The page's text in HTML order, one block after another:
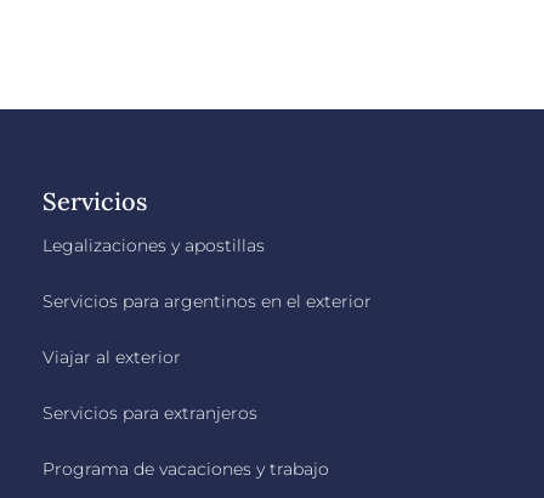
Servicios
Legalizaciones y apostillas
Servicios para argentinos en el exterior
Viajar al exterior
Servicios para extranjeros
Programa de vacaciones y trabajo